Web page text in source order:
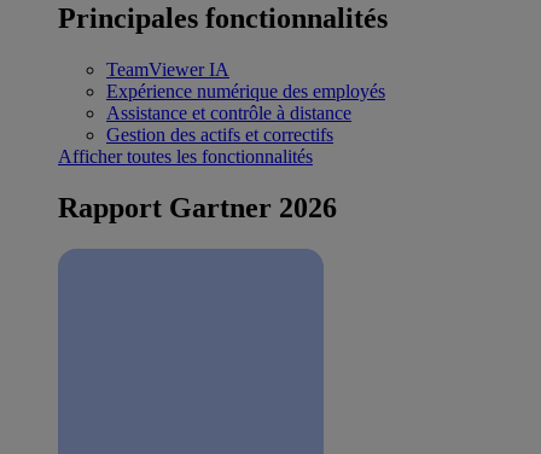
Principales fonctionnalités
TeamViewer IA
Expérience numérique des employés
Assistance et contrôle à distance
Gestion des actifs et correctifs
Afficher toutes les fonctionnalités
Rapport Gartner 2026